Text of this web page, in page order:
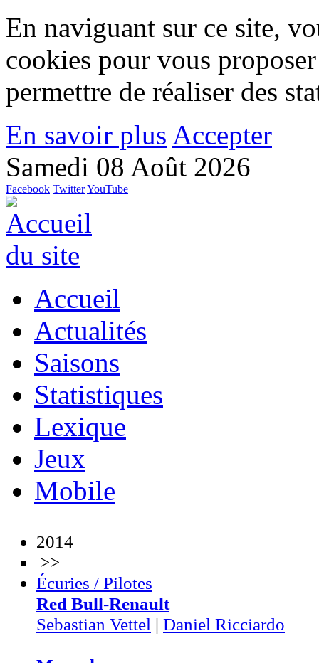
En naviguant sur ce site,
cookies pour vous
permettre de réaliser des
En savoir plus Accepter
Samedi 08 Août 2026
Facebook TwitterYouTube
Accueil
Actualités
Saisons
Statistiques
Lexique
Jeux
Mobile
2014
>>
Écuries / Pilotes
Red Bull-Renault
Sebastian Vettel | Daniel Ricciardo